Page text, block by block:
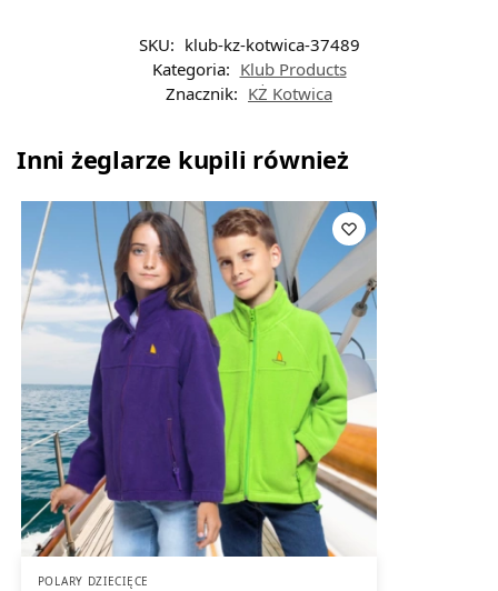
SKU: klub-kz-kotwica-37489
Kategoria: Klub Products
Znacznik: KŻ Kotwica
Inni żeglarze kupili również
POLARY DZIECIĘCE